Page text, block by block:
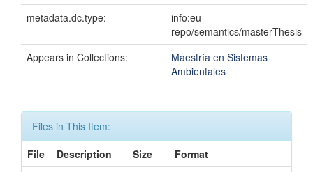
metadata.dc.type:
info:eu-
repo/semantics/masterThesis
Appears in Collections:
Maestría en Sistemas
Ambientales
Files in This Item:
File
Description Size
Format